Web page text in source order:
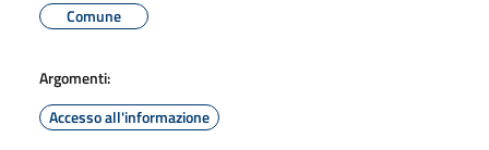
Comune
Argomenti:
Accesso all'informazione